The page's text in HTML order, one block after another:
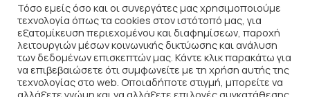
Τόσο εμείς όσο και οι συνεργάτες μας χρησιμοποιούμε
τεχνολογία όπως τα cookies στον ιστότοπό μας, για
εξατομίκευση περιεχομένου και διαφημίσεων, παροχή
λειτουργιών μέσων κοινωνικής δικτύωσης και ανάλυση
των δεδομένων επισκεπτών μας. Κάντε κλικ παρακάτω για
να επιβεβαιώσετε ότι συμφωνείτε με τη χρήση αυτής της
τεχνολογίας στο web. Οποιαδήποτε στιγμή, μπορείτε να
αλλάξετε γνώμη και να αλλάξετε επιλογές συγκατάθεσης,